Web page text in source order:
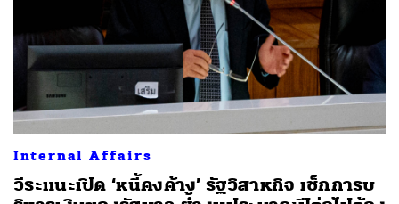
Internal Affairs
วีระแนะเปิด ‘หนี้คงค้าง’ รัฐวิสาหกิจ เช็กการบ
SHARE TWEET LINE EMAIL